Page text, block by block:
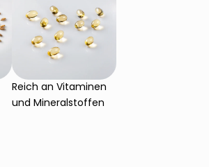
Reich an Vitaminen
und Mineralstoffen